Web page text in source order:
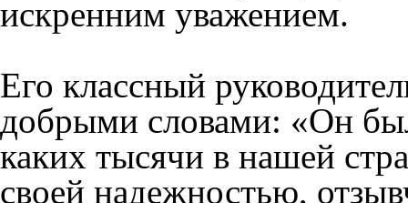
искренним уважением.
Его классный
добрыми словами: «Он
каких тысячи в нашей
своей надежностью,